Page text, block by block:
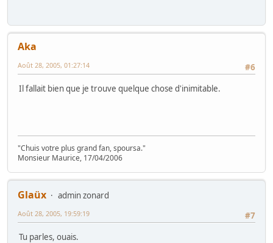
Aka
#6
Août 28, 2005, 01:27:14
Il fallait bien que je trouve quelque chose d'inimitable.
"Chuis votre plus grand fan, spoursa."
Monsieur Maurice, 17/04/2006
Glaüx
admin zonard
#7
Août 28, 2005, 19:59:19
Tu parles, ouais.